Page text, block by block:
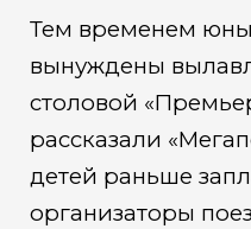
Тем временем
вынуждены
столовой
рассказали
детей раньше
организаторы